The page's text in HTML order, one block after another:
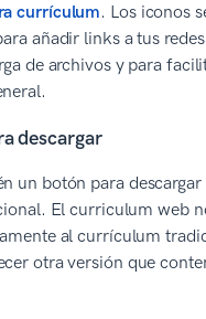
currículum. Los iconos
añadir links a tus
de archivos y para
descargar
un botón para descargar
El curriculum web
al currículum
otra versión que